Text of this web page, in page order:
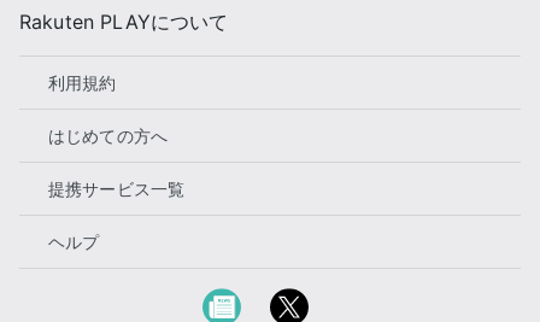
Rakuten PLAYについて
利用規約
はじめての方へ
提携サービス一覧
ヘルプ